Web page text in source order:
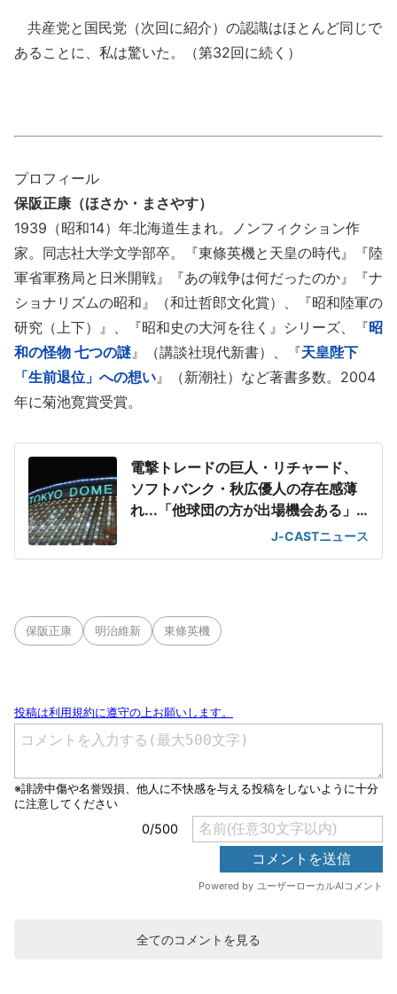
共産党と国民党（次回に紹介）の認識はほとんど同じで
あることに、私は驚いた。（第32回に続く）
プロフィール
保阪正康（ほさか・まさやす）
1939（昭和14）年北海道生まれ。ノンフィクション作
家。同志社大学文学部卒。『東條英機と天皇の時代』『陸
軍省軍務局と日米開戦』『あの戦争は何だったのか』『ナ
ショナリズムの昭和』（和辻哲郎文化賞）、『昭和陸軍の
研究（上下）』、『昭和史の大河を往く』シリーズ、『昭
和の怪物 七つの謎』（講談社現代新書）、『天皇陛下
「生前退位」への想い』（新潮社）など著書多数。2004
年に菊池寛賞受賞。
電撃トレードの巨人・リチャード、
ソフトバンク・秋広優人の存在感薄
れ...「他球団の方が出場機会ある」
J-CASTニュース
保阪正康 明治維新 東條英機
全てのコメントを見る